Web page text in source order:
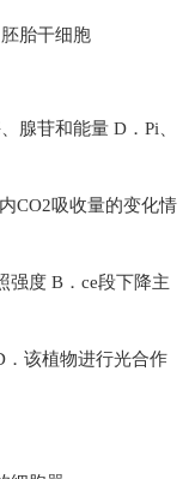
胎干细胞
腺苷和能量 D．Pi、
CO2吸收量的变化情
强度 B．ce段下降主
．该植物进行光合作